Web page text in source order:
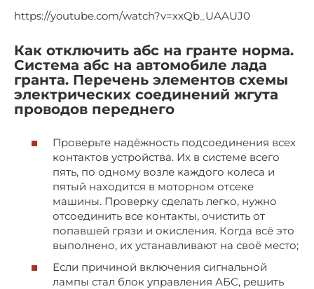
https://youtube.com/watch?v=xxQb_UAAUJ0
Как отключить абс на гранте норма.
Система абс на автомобиле лада
гранта. Перечень элементов схемы
электрических соединений жгута
проводов переднего
Проверьте надёжность подсоединения всех
контактов устройства. Их в системе всего
пять, по одному возле каждого колеса и
пятый находится в моторном отсеке
машины. Проверку сделать легко, нужно
отсоединить все контакты, очистить от
попавшей грязи и окисления. Когда всё это
выполнено, их устанавливают на своё место;
Если причиной включения сигнальной
лампы стал блок управления АБС, решить